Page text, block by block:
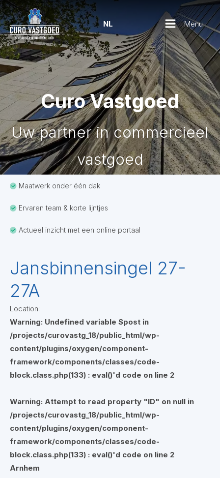
NL Menu
Curo Vastgoed
Uw partner in commercieel
vastgoed
Maatwerk onder één dak
Ervaren team & korte lijntjes
Actueel inzicht met een online portaal
Jansbinnensingel 27-
27A
Location:
Warning: Undefined variable $post in
/projects/curovastg_18/public_html/wp-
content/plugins/oxygen/component-
framework/components/classes/code-
block.class.php(133) : eval()'d code on line 2
Warning: Attempt to read property "ID" on null in
/projects/curovastg_18/public_html/wp-
content/plugins/oxygen/component-
framework/components/classes/code-
block.class.php(133) : eval()'d code on line 2
Arnhem